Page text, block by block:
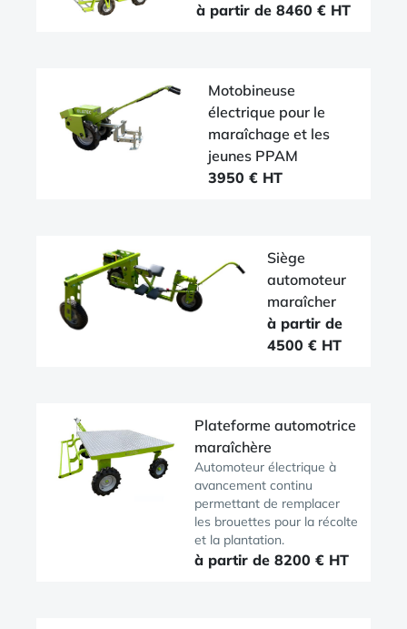
à partir de 8460 € HT
Motobineuse
électrique pour le
maraîchage et les
jeunes PPAM
3950 € HT
Siège
automoteur
maraîcher
à partir de
4500 € HT
Plateforme automotrice
maraîchère
Automoteur électrique à
avancement continu
permettant de remplacer
les brouettes pour la récolte
et la plantation.
à partir de 8200 € HT